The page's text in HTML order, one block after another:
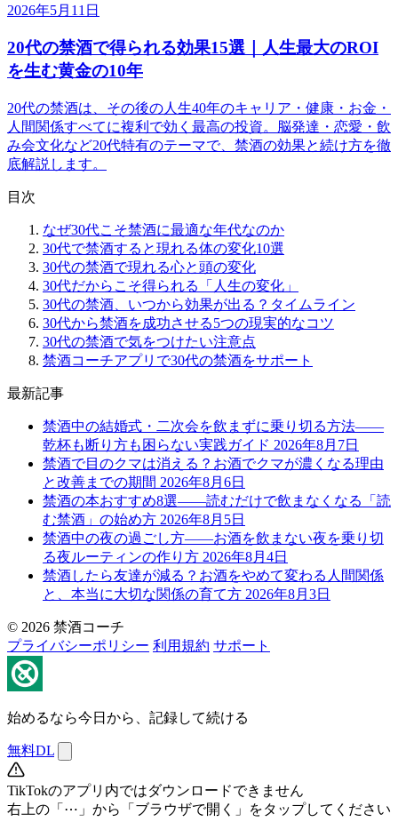
2026年5月11日
20代の禁酒で得られる効果15選｜人生最大のROI
を生む黄金の10年
20代の禁酒は、その後の人生40年のキャリア・健康・お金・
人間関係すべてに複利で効く最高の投資。脳発達・恋愛・飲
み会文化など20代特有のテーマで、禁酒の効果と続け方を徹
底解説します。
目次
なぜ30代こそ禁酒に最適な年代なのか
30代で禁酒すると現れる体の変化10選
30代の禁酒で現れる心と頭の変化
30代だからこそ得られる「人生の変化」
30代の禁酒、いつから効果が出る？タイムライン
30代から禁酒を成功させる5つの現実的なコツ
30代の禁酒で気をつけたい注意点
禁酒コーチアプリで30代の禁酒をサポート
最新記事
禁酒中の結婚式・二次会を飲まずに乗り切る方法——
乾杯も断り方も困らない実践ガイド 2026年8月7日
禁酒で目のクマは消える？お酒でクマが濃くなる理由
と改善までの期間 2026年8月6日
禁酒の本おすすめ8選——読むだけで飲まなくなる「読
む禁酒」の始め方 2026年8月5日
禁酒中の夜の過ごし方——お酒を飲まない夜を乗り切
る夜ルーティンの作り方 2026年8月4日
禁酒したら友達が減る？お酒をやめて変わる人間関係
と、本当に大切な関係の育て方 2026年8月3日
© 2026 禁酒コーチ
プライバシーポリシー 利用規約 サポート
始めるなら今日から、記録して続ける
無料DL
TikTokのアプリ内ではダウンロードできません
右上の「⋯」から「ブラウザで開く」をタップしてください